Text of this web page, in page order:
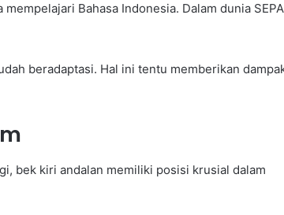
Bahasa Indonesia. Dalam dunia
beradaptasi. Hal ini tentu memberikan
bek kiri andalan memiliki posisi krusial dalam